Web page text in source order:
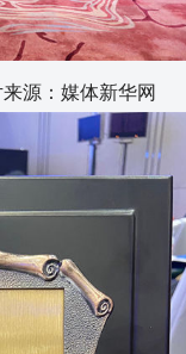
源：媒体新华网